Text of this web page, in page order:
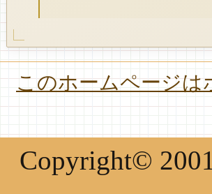
このホームページは
Copyright©